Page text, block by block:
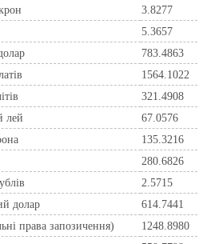
3.8277
5.3657
783.4863
1564.1022
321.4908
лей
67.0576
135.3216
280.6826
2.5715
долар
614.7441
права запозичення)
1248.8980